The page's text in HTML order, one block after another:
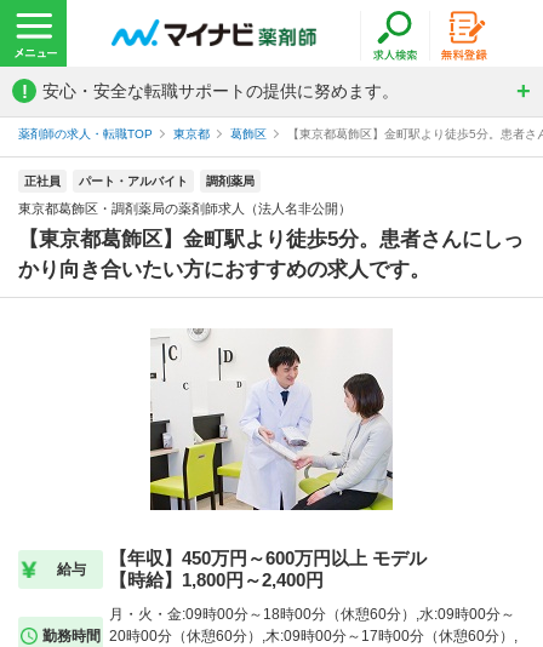
! 安心・安全な転職サポートの提供に努めます。
薬剤師の求人・転職TOP 東京都 葛飾区 【東京都葛飾区】金町駅より徒歩5分。患者
正社員 パート・アルバイト 調剤薬局
東京都葛飾区・調剤薬局の薬剤師求人（法人名非公開）
【東京都葛飾区】金町駅より徒歩5分。患者さんにしっ
かり向き合いたい方におすすめの求人です。
給与
【年収】450万円～600万円以上 モデル
【時給】1,800円～2,400円
勤務時間
月・火・金:09時00分～18時00分（休憩60分）,水:09時00分～
20時00分（休憩60分）,木:09時00分～17時00分（休憩60分）,